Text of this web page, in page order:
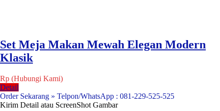
Set Meja Makan Mewah Elegan Modern
Klasik
Rp (Hubungi Kami)
Detail
Order Sekarang » Telpon/WhatsApp : 081-229-525-525
Kirim Detail atau ScreenShot Gambar